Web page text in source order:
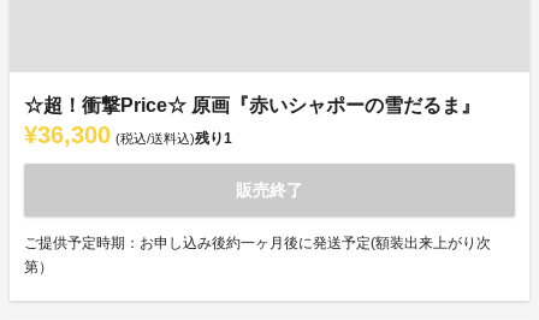
☆超！衝撃Price☆ 原画『赤いシャポーの雪だるま』
¥36,300 (税込/送料込)残り1
販売終了
ご提供予定時期：お申し込み後約一ヶ月後に発送予定(額装出来上がり次
第）